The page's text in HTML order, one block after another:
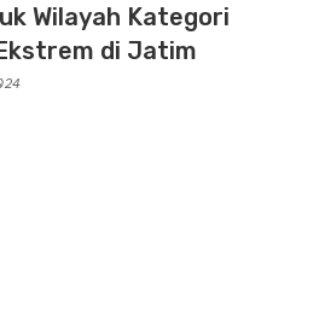
Wilayah Kategori
di Jatim